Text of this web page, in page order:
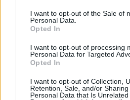
I want to opt-out of the Sale of
Personal Data.
Opted In
I want to opt-out of processing
Personal Data for Targeted
Opted In
I want to opt-out of Collection,
Retention, Sale, and/or
Personal Data that Is
expertise journalistique à une
santé familiale et de la nutrition.
nombreuses années en faveur
des solutions de ménage
Grâce à cette double casquette de
engagée, Nathalie propose des
accessibles, permettant à ses
dans les enjeux de la santé